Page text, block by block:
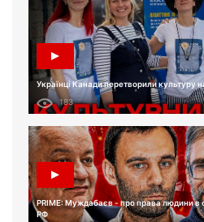
Українці Канади перетворили культуру
183
PRIME: Муждабаєв - про права людини в
РФ